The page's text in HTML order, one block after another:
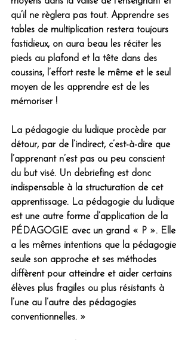
qu’il ne règlera pas tout. Apprendre ses
tables de multiplication restera toujours
fastidieux, on aura beau les réciter les
pieds au plafond et la tête dans des
coussins, l’effort reste le même et le seul
moyen de les apprendre est de les
mémoriser !
La pédagogie du ludique procède par
détour, par de l’indirect, c’est-à-dire que
l’apprenant n’est pas ou peu conscient
du but visé. Un debriefing est donc
indispensable à la structuration de cet
apprentissage. La pédagogie du ludique
est une autre forme d’application de la
PÉDAGOGIE avec un grand « P ». Elle
a les mêmes intentions que la pédagogie
seule son approche et ses méthodes
diffèrent pour atteindre et aider certains
élèves plus fragiles ou plus résistants à
l’une au l’autre des pédagogies
conventionnelles. »